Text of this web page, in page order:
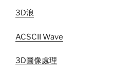
3D浪
ACSCII Wave
3D圖像處理